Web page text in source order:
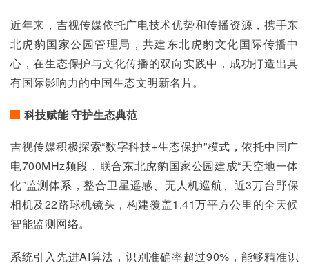
近年来，吉视传媒依托广电技术优势和传播资源，携手东
北虎豹国家公园管理局，共建东北虎豹文化国际传播中
心，在生态保护与文化传播的双向实践中，成功打造出具
有国际影响力的中国生态文明新名片。
科技赋能 守护生态典范
吉视传媒积极探索“数字科技+生态保护”模式，依托中国广
电700MHz频段，联合东北虎豹国家公园建成“天空地一体
化”监测体系，整合卫星遥感、无人机巡航、近3万台野保
相机及22路球机镜头，构建覆盖1.41万平方公里的全天候
智能监测网络。
系统引入先进AI算法，识别准确率超过90%，能够精准识